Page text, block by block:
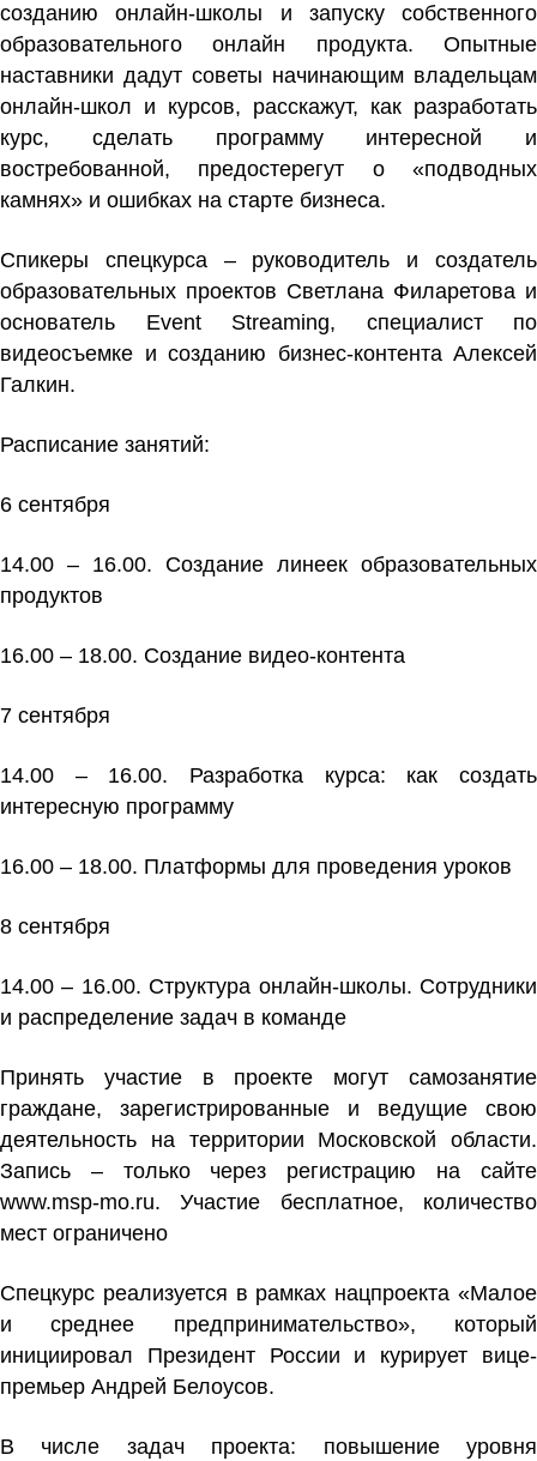
созданию онлайн-школы и запуску собственного
образовательного онлайн продукта. Опытные
наставники дадут советы начинающим владельцам
онлайн-школ и курсов, расскажут, как разработать
курс, сделать программу интересной и
востребованной, предостерегут о «подводных
камнях» и ошибках на старте бизнеса.
Спикеры спецкурса – руководитель и создатель
образовательных проектов Светлана Филаретова и
основатель Event Streaming, специалист по
видеосъемке и созданию бизнес-контента Алексей
Галкин.
Расписание занятий:
6 сентября
14.00 – 16.00. Создание линеек образовательных
продуктов
16.00 – 18.00. Создание видео-контента
7 сентября
14.00 – 16.00. Разработка курса: как создать
интересную программу
16.00 – 18.00. Платформы для проведения уроков
8 сентября
14.00 – 16.00. Структура онлайн-школы. Сотрудники
и распределение задач в команде
Принять участие в проекте могут самозанятие
граждане, зарегистрированные и ведущие свою
деятельность на территории Московской области.
Запись – только через регистрацию на сайте
www.msp-mo.ru. Участие бесплатное, количество
мест ограничено
Спецкурс реализуется в рамках нацпроекта «Малое
и среднее предпринимательство», который
инициировал Президент России и курирует вице-
премьер Андрей Белоусов.
В числе задач проекта: повышение уровня